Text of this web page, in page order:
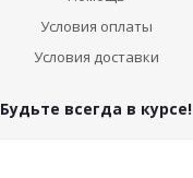
Условия оплаты
Условия доставки
Будьте всегда в курсе!